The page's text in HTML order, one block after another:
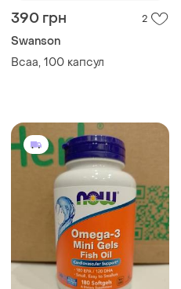
390 грн 2
Swanson
Всаа, 100 капсул